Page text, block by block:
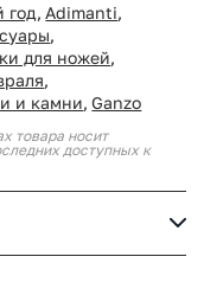
год, Adimanti,
,
для ножей,
,
и камни, Ganzo
товара носит
доступных к